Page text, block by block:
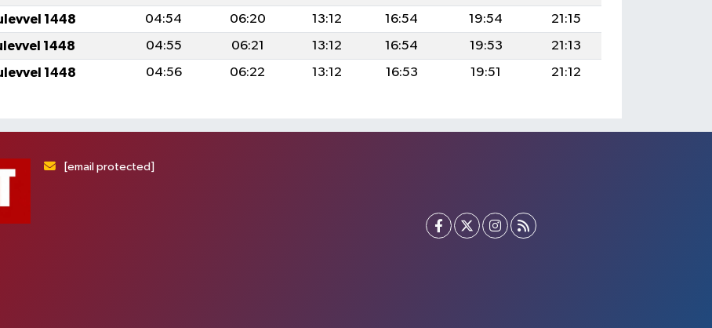
1448 04:54 06:20 13:12 16:54 19:54
21:15
1448 04:55 06:21 13:12 16:54 19:53
21:13
1448 04:56 06:22 13:12 16:53 19:51 21:12
[email protected]